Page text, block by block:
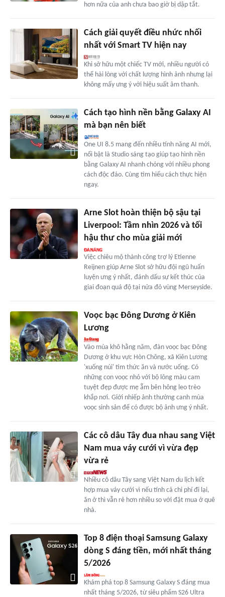
hơn nữa của anh chưa bao giờ bị dập tắt.
Cách giải quyết điều nhức nhối
nhất với Smart TV hiện nay
Khi sở hữu một chiếc TV mới, nhiều người có
thể hài lòng với chất lượng hình ảnh nhưng lại
không mấy ưng ý với hiệu suất âm thanh.
Cách tạo hình nền bằng Galaxy AI
mà bạn nên biết
One UI 8.5 mang đến nhiều tính năng AI mới,
nổi bật là Studio sáng tạo giúp tạo hình nền
bằng Galaxy AI nhanh chóng với nhiều phong
cách độc đáo. Cùng tìm hiểu cách thực hiện
ngay.
Arne Slot hoàn thiện bộ sậu tại
Liverpool: Tầm nhìn 2026 và tối
hậu thư cho mùa giải mới
Việc chiêu mộ thành công trợ lý Etienne
Reijnen giúp Arne Slot sở hữu đội ngũ huấn
luyện ưng ý nhất, đánh dấu sự kết thúc của
giai đoạn quá độ tại nửa đỏ vùng Merseyside.
Voọc bạc Đông Dương ở Kiên
Lương
Vào mùa khô hằng năm, đàn voọc bạc Đông
Dương ở khu vực Hòn Chông, xã Kiên Lương
'xuống núi' tìm thức ăn và nước uống. Có
những con voọc nhỏ với bộ lông màu cam
tuyệt đẹp được mẹ ẵm bên hông leo trèo
khắp nơi. Giới nhiếp ảnh thường canh mùa
voọc sinh sản để có được bộ ảnh ưng ý nhất.
Các cô dâu Tây đua nhau sang Việt
Nam mua váy cưới vì vừa đẹp
vừa rẻ
Nhiều cô dâu Tây sang Việt Nam du lịch kết
hợp mua váy cưới vì nếu tính cả chi phí đi lại,
ăn ở thì vẫn rẻ hơn nhiều so với đặt mua ở quê
nhà.
Top 8 điện thoại Samsung Galaxy
dòng S đáng tiền, mới nhất tháng
5/2026
Khám phá top 8 Samsung Galaxy S đáng mua
nhất tháng 5/2026, từ siêu phẩm S26 Ultra